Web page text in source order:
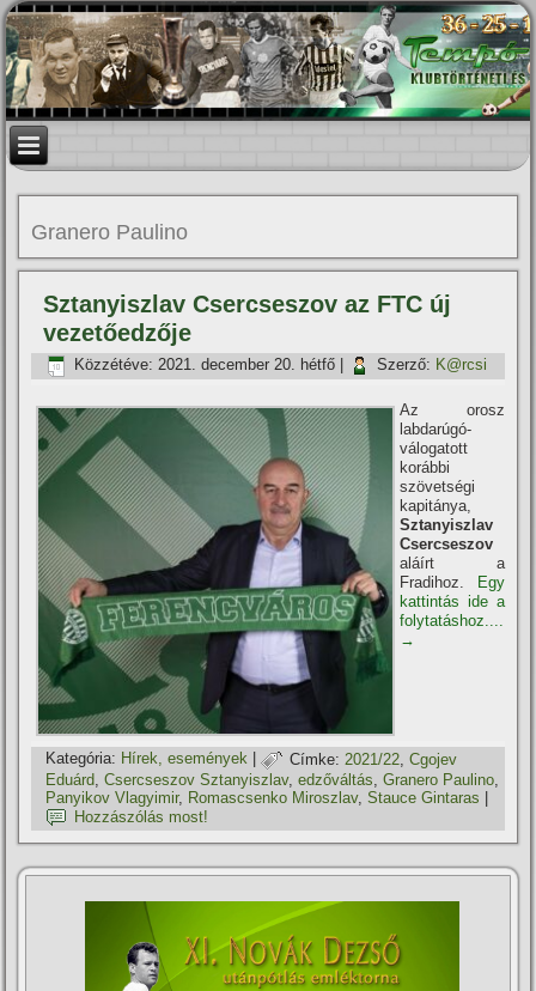
Granero Paulino
Sztanyiszlav Csercseszov az FTC új
vezetőedzője
Közzétéve: 2021. december 20. hétfő Szerző: K@rcsi
Az orosz
labdarúgó-
válogatott
korábbi
szövetségi
kapitánya,
Sztanyiszlav
Csercseszov
aláírt a
Fradihoz.
Egy
kattintás ide a
folytatáshoz....
→
Kategória: Hí­rek, események | Címke: 2021/22 ,Cgojev
Eduárd,Csercseszov Sztanyiszlav,edzőváltás,Granero Paulino,
Panyikov Vlagyimir, Romascsenko Miroszlav,Stauce Gintaras
Hozzászólás most!